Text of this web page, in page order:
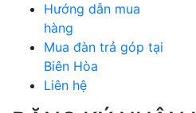
Hướng dẫn mua
hàng
Mua đàn trả góp tại
Biên Hòa
Liên hệ